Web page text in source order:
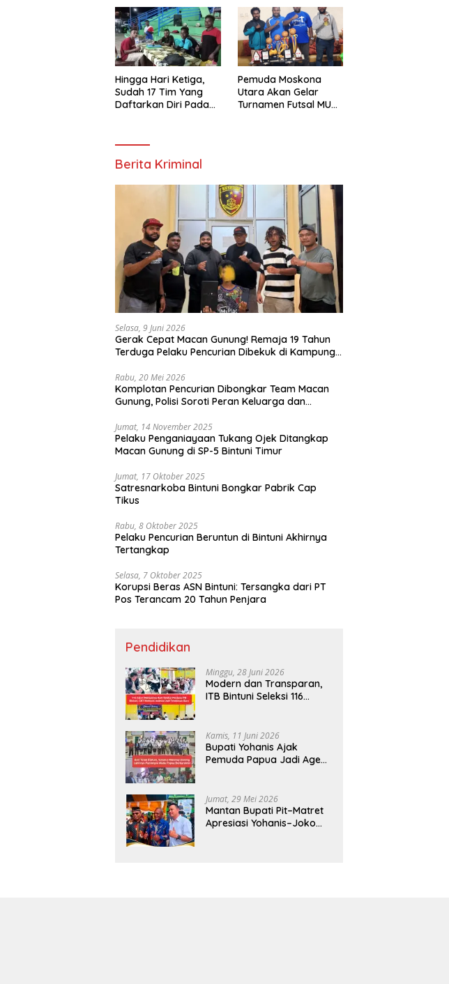
Hingga Hari Ketiga,
Sudah 17 Tim Yang
Daftarkan Diri Pada
Teluk Bintuni
Pemuda Moskona
Utara Akan Gelar
Turnamen Futsal MU
Berita Kriminal
Selasa, 9 Juni 2026
Gerak Cepat Macan Gunung! Remaja 19 Tahun
Terduga Pelaku Pencurian Dibekuk di Kampung
Rabu, 20 Mei 2026
Komplotan Pencurian Dibongkar Team Macan
Gunung, Polisi Soroti Peran Keluarga dan
Jumat, 14 November 2025
Pelaku Penganiayaan Tukang Ojek Ditangkap
Macan Gunung di SP-5 Bintuni Timur
Jumat, 17 Oktober 2025
Satresnarkoba Bintuni Bongkar Pabrik Cap
Tikus
Rabu, 8 Oktober 2025
Pelaku Pencurian Beruntun di Bintuni Akhirnya
Tertangkap
Selasa, 7 Oktober 2025
Korupsi Beras ASN Bintuni: Tersangka dari PT
Pos Terancam 20 Tahun Penjara
Pendidikan
Minggu, 28 Juni 2026
Modern dan Transparan,
ITB Bintuni Seleksi 116
Kamis, 11 Juni 2026
Bupati Yohanis Ajak
Pemuda Papua Jadi Agen
Jumat, 29 Mei 2026
Mantan Bupati Pit–Matret
Apresiasi Yohanis–Joko